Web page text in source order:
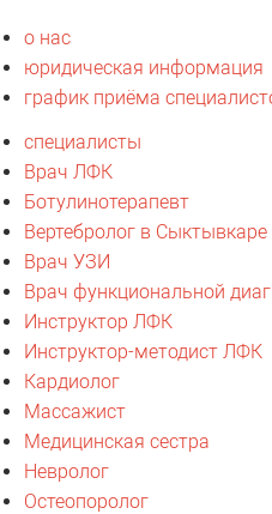
о нас
юридическая информация
график приёма
специалисты
Врач ЛФК
Ботулинотерапевт
Вертебролог в Сыктывкаре
Врач УЗИ
Врач функциональной
Инструктор ЛФК
Инструктор-методист ЛФК
Кардиолог
Массажист
Медицинская сестра
Невролог
Остеопоролог